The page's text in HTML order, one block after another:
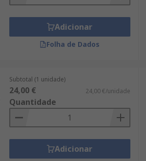
Adicionar
Folha de Dados
Subtotal (1 unidade)
24,00 € 24,00 €/unidade
Quantidade
Adicionar